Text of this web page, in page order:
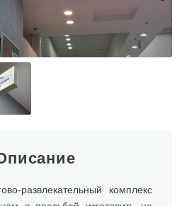
развлекательный комплекс